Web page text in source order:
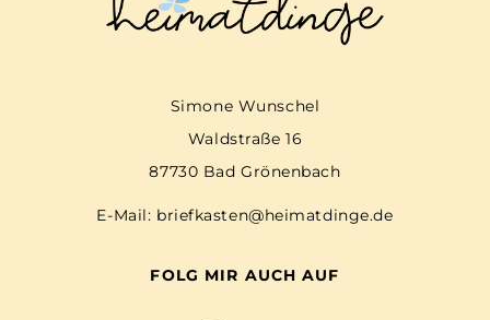
Simone Wunschel
Waldstraße 16
87730 Bad Grönenbach
E-Mail: briefkasten@heimatdinge.de
FOLG MIR AUCH AUF